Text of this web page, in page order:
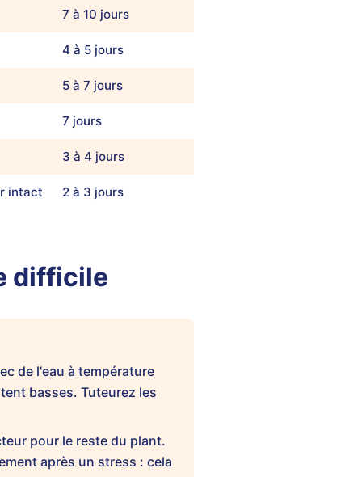
7 à 10 jours
4 à 5 jours
5 à 7 jours
7 jours
3 à 4 jours
intact 2 à 3 jours
difficile
de l'eau à température
basses. Tuteurez les
pour le reste du plant.
après un stress : cela